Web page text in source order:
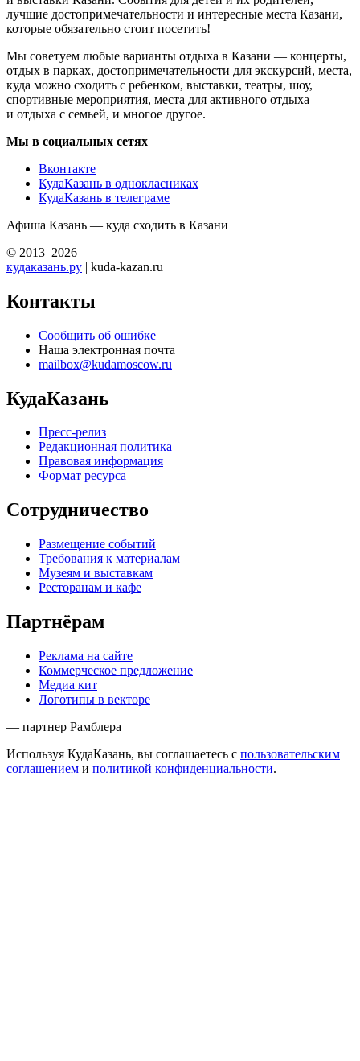
лучшие достопримечательности и интересные места Казани,
которые обязательно стоит посетить!
Мы советуем любые варианты отдыха в Казани — концерты,
отдых в парках, достопримечательности для экскурсий, места,
куда можно сходить с ребенком, выставки, театры, шоу,
спортивные мероприятия, места для активного отдыха
и отдыха с семьей, и многое другое.
Мы в социальных сетях
Вконтакте
КудаКазань в однокласниках
КудаКазань в телеграме
Афиша Казань — куда сходить в Казани
© 2013–2026
кудаказань.ру | kuda-kazan.ru
Контакты
Сообщить об ошибке
Наша электронная почта
mailbox@kudamoscow.ru
КудаКазань
Пресс-релиз
Редакционная политика
Правовая информация
Формат ресурса
Сотрудничество
Размещение событий
Требования к материалам
Музеям и выставкам
Ресторанам и кафе
Партнёрам
Реклама на сайте
Коммерческое предложение
Медиа кит
Логотипы в векторе
— партнер Рамблера
Используя КудаКазань, вы соглашаетесь с пользовательским
соглашением и политикой конфиденциальности.